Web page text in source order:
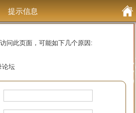
提示信息
问此页面，可能如下几个原因:
论坛